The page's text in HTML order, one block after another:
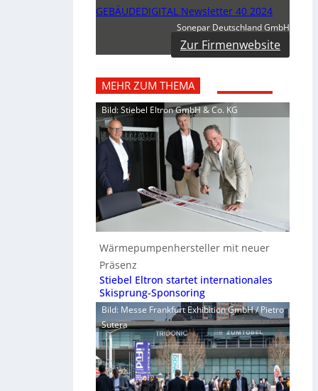
GEBÄUDEDIGITAL Newsletter 40 2024
Sonepar Deutschland GmbH
Zur Firmenwebsite
MEHR ZUM THEMA
Bild: Stiebel Eltron GmbH & Co. KG
Wärmepumpenhersteller mit neuer
Präsenz
Stiebel Eltron startet internationales
Skisprung-Sponsoring
Bild: Messe Frankfurt Exhibition GmbH / Pietro
Sutera